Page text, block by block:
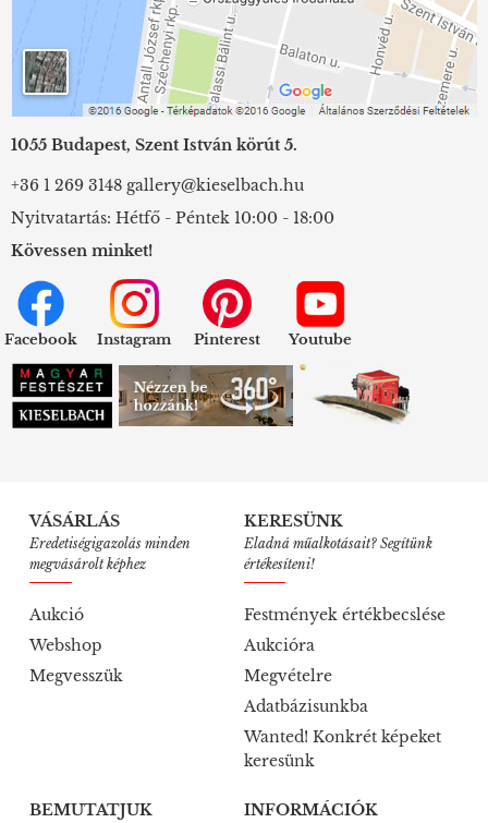
1055 Budapest, Szent István körút 5.
+36 1 269 3148 gallery@kieselbach.hu
Nyitvatartás: Hétfő - Péntek 10:00 - 18:00
Kövessen minket!
Facebook Instagram Pinterest Youtube
VÁSÁRLÁS
Eredetiségigazolás minden
megvásárolt képhez
Aukció
Webshop
Megvesszük
KERESÜNK
Eladná műalkotásait? Segítünk
értékesíteni!
Festmények értékbecslése
Aukcióra
Megvételre
Adatbázisunkba
Wanted! Konkrét képeket
keresünk
BEMUTATJUK INFORMÁCIÓK